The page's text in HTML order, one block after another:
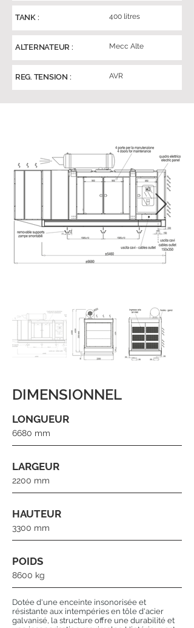
TANK : 400 litres
ALTERNATEUR : Mecc Alte
REG. TENSION : AVR
DIMENSIONNEL
LONGUEUR
6680 mm
LARGEUR
2200 mm
HAUTEUR
3300 mm
POIDS
8600 kg
Dotée d'une enceinte insonorisée et
résistante aux intempéries en tôle d'acier
galvanisé, la structure offre une durabilité et